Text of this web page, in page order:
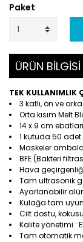
Paket
ÜRÜN BİLGİSİ
TEK KULLANIMLIK
3 katlı, ön ve
Orta kısım Melt
14 x 9 cm
1 kutuda 50 adet
Maskeler
BFE (Bakteri
Hava
Tam ultrasonik
Ayarlanabilir
Kulağa tam
Cilt dostu,
Kalite yönetimi :
Tam otomatik